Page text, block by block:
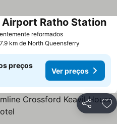
reformadosVer preços
Ratho Station
km de North Queensferry
preços
Ver preços
Partilhar